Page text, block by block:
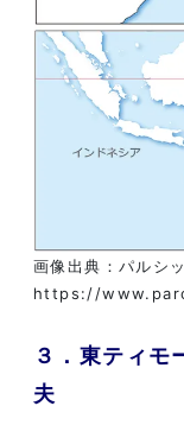
画像出典：パルシ
https://
３．東ティモ
夫